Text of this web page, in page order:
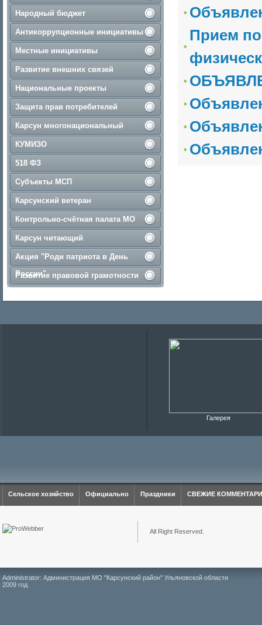
Народный бюджет
Антикоррупционные инициативы
Местные инициативы
Развитие внешних связей
Национальные проекты
Защита прав потребителей
Карсун многонациональный
КУМИЗО
518 ФЗ
Субъекты МСП
Карсунский ветеран
Контрольно-счётная палата МО
Карсун читающий
Акция "Роди патриота в День
России"
Развитие правовой грамотности
Прием
Галерея
Сельское хозяйство Официально Праздники СВЕЖИЕ
All Right Reserved.
Administrator: Администрация МО "Карсунский район" Ульяновской области
2009 год